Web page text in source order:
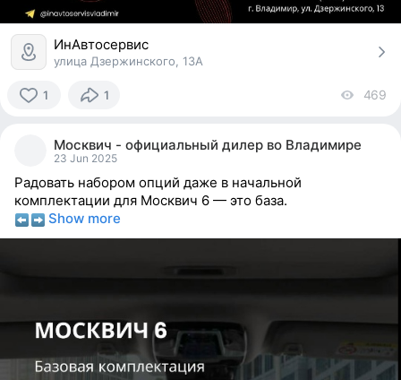
ИнАвтосервис
улица Дзержинского, 13А
1 1 469
Москвич - официальный дилер во Владимире
23 Jun 2025
Радовать набором опций даже в начальной
комплектации для Москвич 6 — это база.
Show more